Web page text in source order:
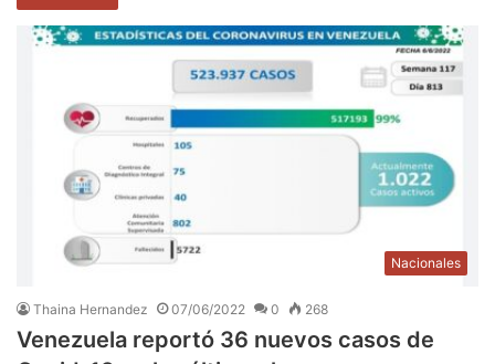
Nacionales
Thaina Hernandez 07/06/2022 0 268
Venezuela reportó 36 nuevos casos de